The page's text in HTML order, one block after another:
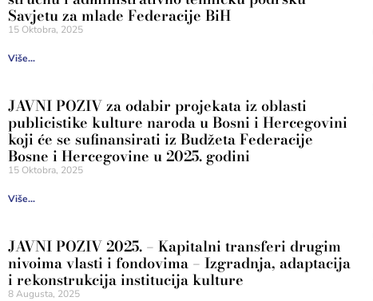
Savjetu za mlade Federacije BiH
15 Oktobra, 2025
Više...
JAVNI POZIV za odabir projekata iz oblasti
publicistike kulture naroda u Bosni i Hercegovini
koji će se sufinansirati iz Budžeta Federacije
Bosne i Hercegovine u 2025. godini
15 Oktobra, 2025
Više...
JAVNI POZIV 2025. – Kapitalni transferi drugim
nivoima vlasti i fondovima – Izgradnja, adaptacija
i rekonstrukcija institucija kulture
8 Augusta, 2025